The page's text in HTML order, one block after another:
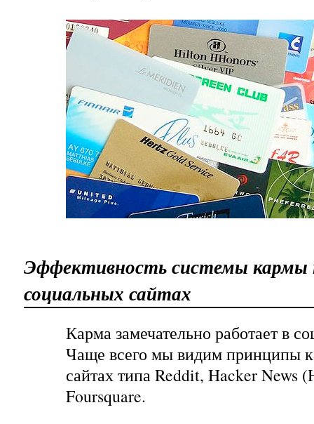
Эффективность системы кармы
социальных сайтах
Кармазамечательно работает в
Чаще всего мы видим принципы
сайтах типа Reddit, Hacker News
Foursquare.